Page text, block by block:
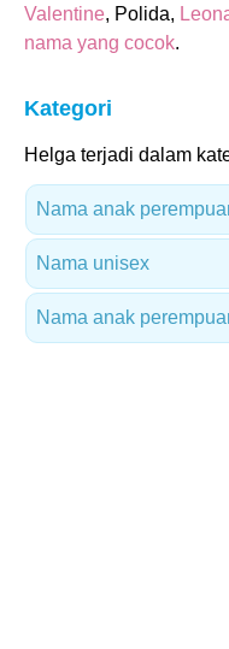
Valentine, Polida,
nama yang cocok.
Kategori
Helga terjadi dalam
Nama anak
Nama unisex
Nama anak